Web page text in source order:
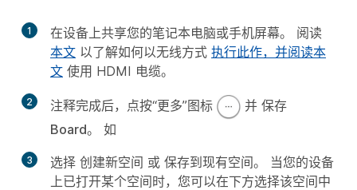
1
在设备上共享您的笔记本电脑或手机屏幕。 阅读
本文 以了解如何以无线方式 执行此作，并阅读本
文 使用 HDMI 电缆。
2 注释完成后，点按“更多”图标 并 保存
Board。 如
3 选择 创建新空间 或 保存到现有空间。 当您的设备
上已打开某个空间时，您可以在下方选择该空间中